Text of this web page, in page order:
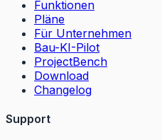
Funktionen
Pläne
Für Unternehmen
Bau-KI-Pilot
ProjectBench
Download
Changelog
Support